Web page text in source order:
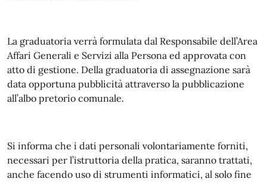
La graduatoria verrà formulata dal Responsabile dell’Area
Affari Generali e Servizi alla Persona ed approvata con
atto di gestione. Della graduatoria di assegnazione sarà
data opportuna pubblicità attraverso la pubblicazione
all’albo pretorio comunale.
Si informa che i dati personali volontariamente forniti,
necessari per l’istruttoria della pratica, saranno trattati,
anche facendo uso di strumenti informatici, al solo fine